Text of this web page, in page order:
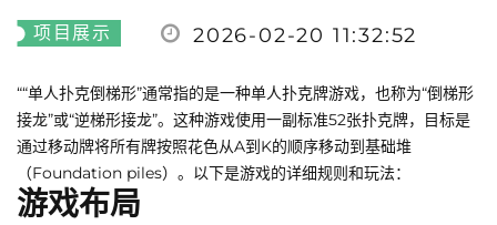
项目展示 2026-02-20 11:32:52
““单人扑克倒梯形”通常指的是一种单人扑克牌游戏，也称为“倒梯形
接龙”或“逆梯形接龙”。这种游戏使用一副标准52张扑克牌，目标是
通过移动牌将所有牌按照花色从A到K的顺序移动到基础堆
（Foundation piles）。以下是游戏的详细规则和玩法：
游戏布局